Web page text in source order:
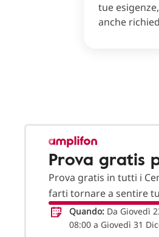
tue
anche
Prova gratis
Prova gratis in tutti i
farti tornare a sentire
Quando: Da Giovedì
08:00 a Giovedì 31